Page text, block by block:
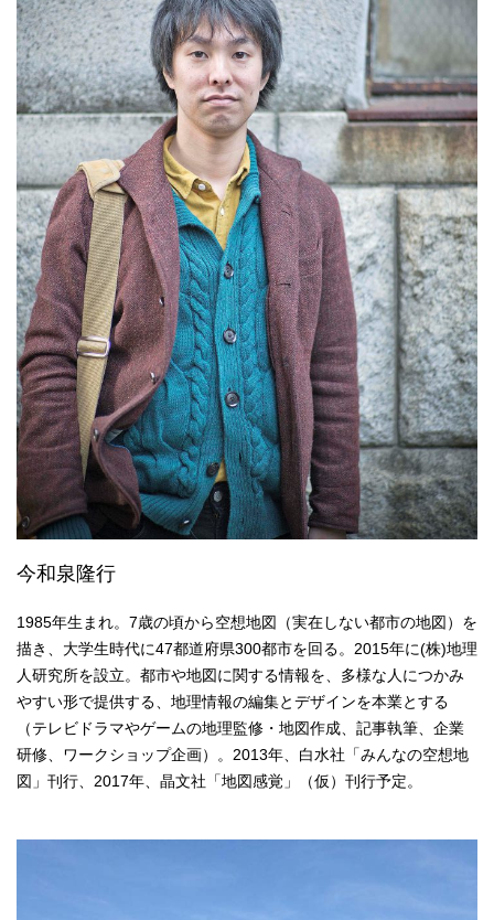
今和泉隆行
1985年生まれ。7歳の頃から空想地図（実在しない都市の地図）を
描き、大学生時代に47都道府県300都市を回る。2015年に(株)地理
人研究所を設立。都市や地図に関する情報を、多様な人につかみ
やすい形で提供する、地理情報の編集とデザインを本業とする
（テレビドラマやゲームの地理監修・地図作成、記事執筆、企業
研修、ワークショップ企画）。2013年、白水社「みんなの空想地
図」刊行、2017年、晶文社「地図感覚」（仮）刊行予定。